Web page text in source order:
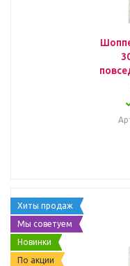
Хиты продаж
Мы советуем
Новинки
По акции